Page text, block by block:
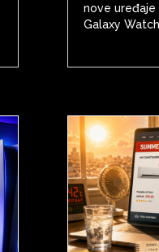
nove uređaje
Galaxy